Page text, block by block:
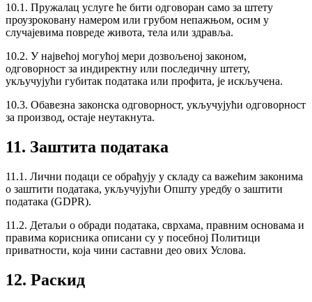
10.1. Пружалац услуге ће бити одговоран само за штету
проузроковану намером или грубом непажњом, осим у
случајевима повреде живота, тела или здравља.
10.2. У највећој могућој мери дозвољеној законом,
одговорност за индиректну или последичну штету,
укључујући губитак података или профита, је искључена.
10.3. Обавезна законска одговорност, укључујући одговорност
за производ, остаје неутакнута.
11. Заштита података
11.1. Лични подаци се обрађују у складу са важећим законима
о заштити података, укључујући Општу уредбу о заштити
података (GDPR).
11.2. Детаљи о обради података, сврхама, правним основама и
правима корисника описани су у посебној Политици
приватности, која чини саставни део ових Услова.
12. Раскид